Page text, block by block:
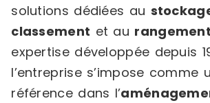
solutions dédiées au
classement et au rangement
expertise développée depuis
l’entreprise s’impose comme
référence dans l’